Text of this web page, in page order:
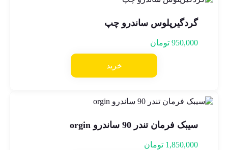
گردگیرپلوس ساندرو چپ
950,000 تومان
خرید
سیبک فرمان تندر 90 ساندرو orgin
1,850,000 تومان